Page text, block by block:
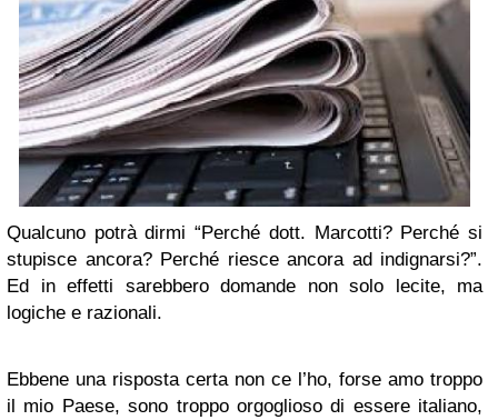
Qualcuno potrà dirmi “Perché dott. Marcotti? Perché si
stupisce ancora? Perché riesce ancora ad indignarsi?”.
Ed in effetti sarebbero domande non solo lecite, ma
logiche e razionali.
Ebbene una risposta certa non ce l’ho, forse amo troppo
il mio Paese, sono troppo orgoglioso di essere italiano,